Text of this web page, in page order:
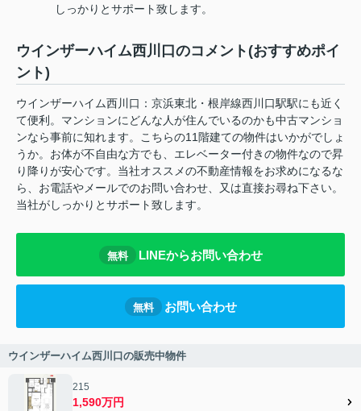
しっかりとサポート致します。
ウインザーハイム西川口のコメント(おすすめポイ
ント)
ウインザーハイム西川口：京浜東北・根岸線西川口駅駅にも近く
て便利。マンションにどんな人が住んでいるのかも中古マンショ
ンなら事前に知れます。こちらの11階建ての物件はいかがでしょ
うか。お体が不自由な方でも、エレベーター付きの物件なので昇
り降りが安心です。当社オススメの不動産情報をお求めになるな
ら、お電話やメールでのお問い合わせ、又は直接お尋ね下さい。
当社がしっかりとサポート致します。
無料 LINEからお問い合わせ
無料 お問い合わせ
ウインザーハイム西川口の販売中物件
215
1,590万円